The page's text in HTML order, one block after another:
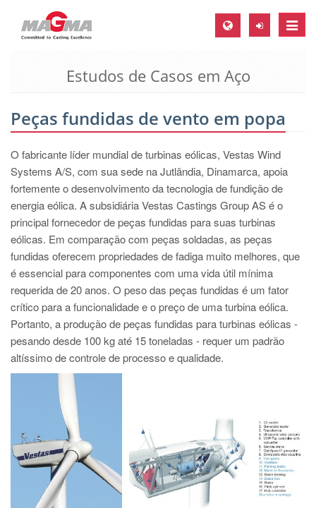
Toggle
MAGMA Europa, Alemanha
EN
MAGMA América do Norte, USA
EN
ES
MAGMA Asia Pacific Pte ltd., Singapura
EN
MAGMA América do Sul, Brasil
PT
ES
MAGMA Turquia
MAGMA China
EN
ZH
Estudos de Casos em Aço
Peças fundidas de vento em popa
O fabricante líder mundial de turbinas eólicas, Vestas Wind
Systems A/S, com sua sede na Jutlândia, Dinamarca, apoia
fortemente o desenvolvimento da tecnologia de fundição de
energia eólica. A subsidiária Vestas Castings Group AS é o
principal fornecedor de peças fundidas para suas turbinas
eólicas. Em comparação com peças soldadas, as peças
fundidas oferecem propriedades de fadiga muito melhores, que
é essencial para componentes com uma vida útil mínima
requerida de 20 anos. O peso das peças fundidas é um fator
crítico para a funcionalidade e o preço de uma turbina eólica.
Portanto, a produção de peças fundidas para turbinas eólicas -
pesando desde 100 kg até 15 toneladas - requer um padrão
altíssimo de controle de processo e qualidade.